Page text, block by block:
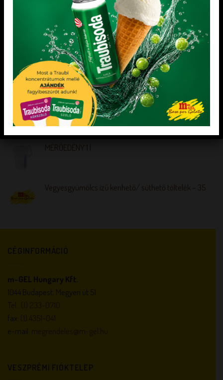
LEGNÉPSZERŰBB TERMÉKEK
Vízben oldódó kollagénes élelmi rost (vitaminos)
Dia- Wellness Rum ízű kakaós töltelék "S"
MÉRŐEDÉNY 1 l
Vegyesgyümölcs ízű kenhető/ süthető töltelék – 35
CÉGINFORMÁCIÓ
m-GEL Hungary Kft.
1044 Budapest, Megyeri út 51.
Tel.:
fax:
e-mail:
VESZPRÉMI FIÓKTELEP